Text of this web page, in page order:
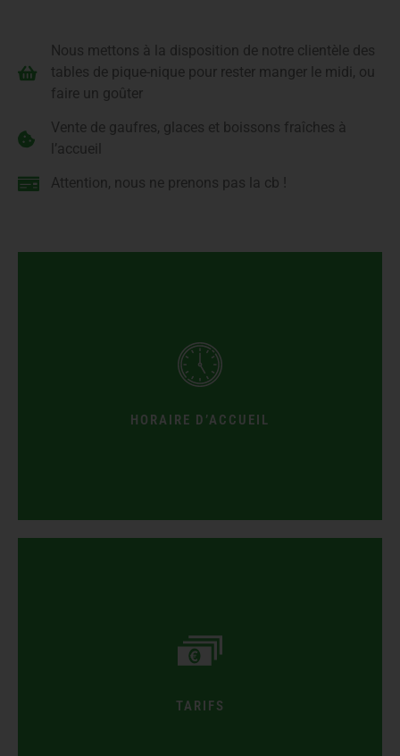
Nous mettons à la disposition de notre clientèle des
tables de pique-nique pour rester manger le midi, ou
faire un goûter
Vente de gaufres, glaces et boissons fraîches à
l’accueil
Attention, nous ne prenons pas la cb !
HORAIRE D’ACCUEIL
démarrage de votre activité (réservation fortement
conseillée).
TARIFS
Les règlements par chèque et les chèques ANCV sont